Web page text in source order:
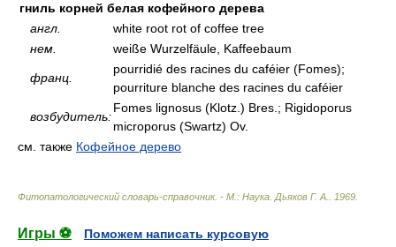
гниль корней белая кофейного дерева
англ.
white root rot of coffee tree
нем.
weiße Wurzelfäule, Kaffeebaum
франц.
pourridié des racines du caféier (Fomes);
pourriture blanche des racines du caféier
возбудитель:
Fomes lignosus (Klotz.) Bres.; Rigidoporus
microporus (Swartz) Ov.
см. также Кофейное дерево
Фитопатологический словарь-справочник. - М.: Наука Дьяков Г. А. 1969
Игры ⚽
Поможем написать курсовую